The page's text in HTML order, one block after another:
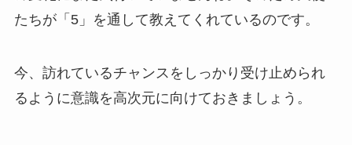
たちが「5」を通して教えてくれているのです。
今、訪れているチャンスをしっかり受け止められ
るように意識を高次元に向けておきましょう。